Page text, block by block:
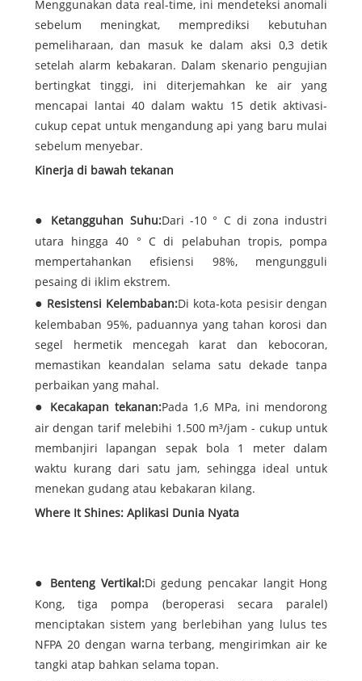
Menggunakan data real-time, ini mendeteksi anomali
sebelum meningkat, memprediksi kebutuhan
pemeliharaan, dan masuk ke dalam aksi 0,3 detik
setelah alarm kebakaran. Dalam skenario pengujian
bertingkat tinggi, ini diterjemahkan ke air yang
mencapai lantai 40 dalam waktu 15 detik aktivasi-
cukup cepat untuk mengandung api yang baru mulai
sebelum menyebar.
Kinerja di bawah tekanan
Ketangguhan Suhu:Dari -10 ° C di zona industri
utara hingga 40 ° C di pelabuhan tropis, pompa
mempertahankan efisiensi 98%, mengungguli
pesaing di iklim ekstrem.
Resistensi Kelembaban:Di kota-kota pesisir dengan
kelembaban 95%, paduannya yang tahan korosi dan
segel hermetik mencegah karat dan kebocoran,
memastikan keandalan selama satu dekade tanpa
perbaikan yang mahal.
Kecakapan tekanan:Pada 1,6 MPa, ini mendorong
air dengan tarif melebihi 1.500 m³/jam - cukup untuk
membanjiri lapangan sepak bola 1 meter dalam
waktu kurang dari satu jam, sehingga ideal untuk
menekan gudang atau kebakaran kilang.
Where It Shines: Aplikasi Dunia Nyata
Benteng Vertikal:Di gedung pencakar langit Hong
Kong, tiga pompa (beroperasi secara paralel)
menciptakan sistem yang berlebihan yang lulus tes
NFPA 20 dengan warna terbang, mengirimkan air ke
tangki atap bahkan selama topan.